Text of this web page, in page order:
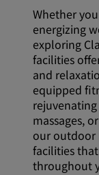
Whether
energizing
exploring
facilities
and
equipped
massages,
our outdoor
facilities
throughout